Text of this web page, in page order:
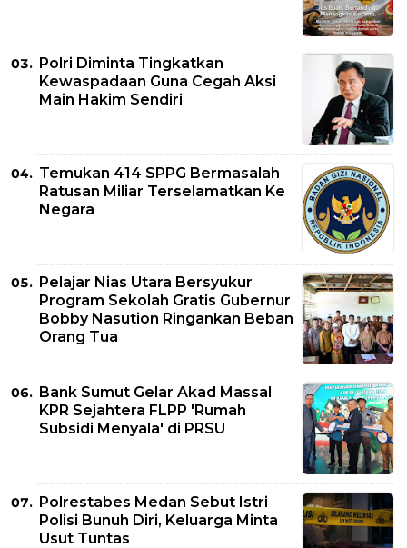
Polri Diminta Tingkatkan
Kewaspadaan Guna Cegah Aksi
Main Hakim Sendiri
Temukan 414 SPPG Bermasalah
Ratusan Miliar Terselamatkan Ke
Negara
Pelajar Nias Utara Bersyukur
Program Sekolah Gratis Gubernur
Bobby Nasution Ringankan Beban
Orang Tua
Bank Sumut Gelar Akad Massal
KPR Sejahtera FLPP 'Rumah
Subsidi Menyala' di PRSU
Polrestabes Medan Sebut Istri
Polisi Bunuh Diri, Keluarga Minta
Usut Tuntas